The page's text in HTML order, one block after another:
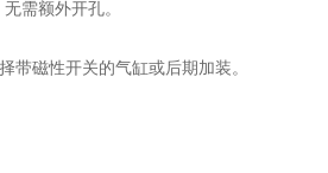
需额外开孔。
磁性开关的气缸或后期加装。